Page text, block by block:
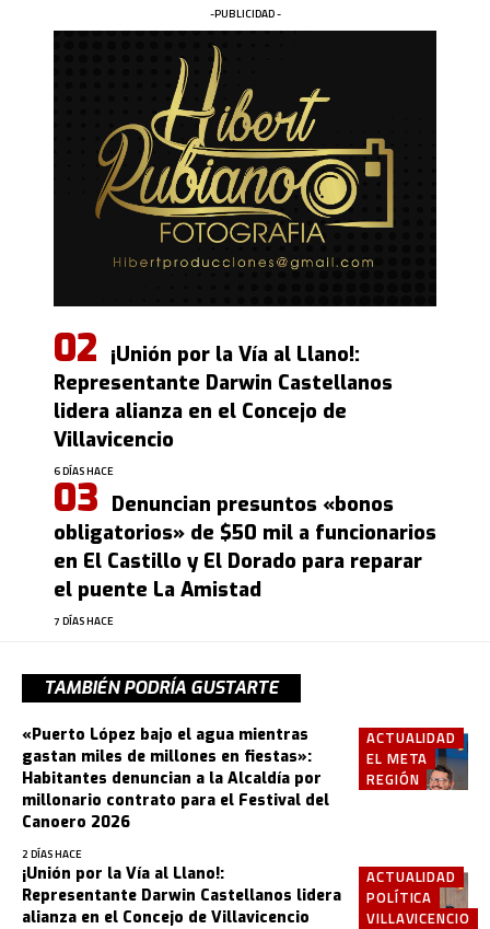
-PUBLICIDAD -
¡Unión por la Vía al Llano!:
Representante Darwin Castellanos
lidera alianza en el Concejo de
Villavicencio
6 DÍAS HACE
Denuncian presuntos «bonos
obligatorios» de $50 mil a funcionarios
en El Castillo y El Dorado para reparar
el puente La Amistad
7 DÍAS HACE
TAMBIÉN PODRÍA GUSTARTE
ACTUALIDAD
EL META
REGIÓN
«Puerto López bajo el agua mientras
gastan miles de millones en fiestas»:
Habitantes denuncian a la Alcaldía por
millonario contrato para el Festival del
Canoero 2026
2 DÍAS HACE
ACTUALIDAD
POLÍTICA
VILLAVICENCIO
¡Unión por la Vía al Llano!:
Representante Darwin Castellanos lidera
alianza en el Concejo de Villavicencio